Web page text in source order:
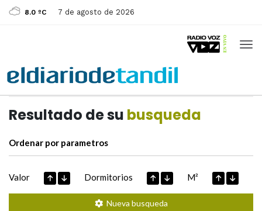
8.0 ºC 7 de agosto de 2026
Resultado de su busqueda
Ordenar por parametros
Valor Dormitorios M²
Nueva busqueda